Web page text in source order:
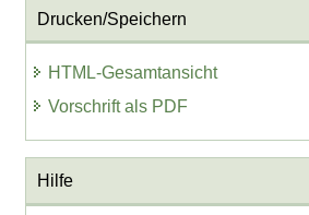
Drucken/Speichern
HTML-Gesamtansicht
Vorschrift als PDF
Hilfe